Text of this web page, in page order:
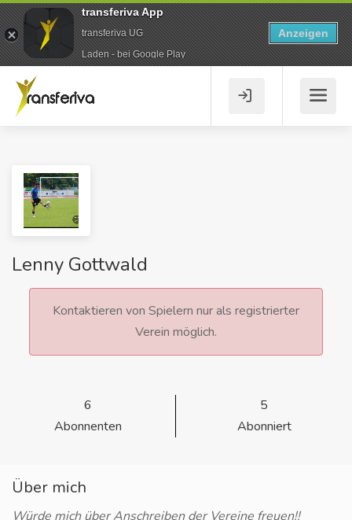
Lenny Gottwald
Kontaktieren von Spielern nur als registrierter
Verein möglich.
6
Abonnenten
5
Abonniert
Über mich
Würde mich über Anschreiben der Vereine freuen!!
transferiva App
transferiva UG
Laden - bei Google Play
Anzeigen